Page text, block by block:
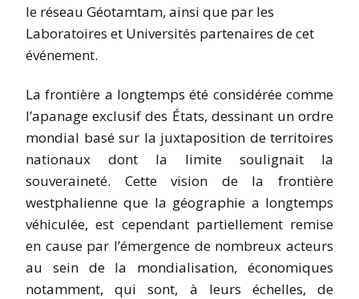
le réseau Géotamtam, ainsi que par les
Laboratoires et Universités partenaires de cet
événement.
La frontière a longtemps été considérée comme
l’apanage exclusif des États, dessinant un ordre
mondial basé sur la juxtaposition de territoires
nationaux dont la limite soulignait la
souveraineté. Cette vision de la frontière
westphalienne que la géographie a longtemps
véhiculée, est cependant partiellement remise
en cause par l’émergence de nombreux acteurs
au sein de la mondialisation, économiques
notamment, qui sont, à leurs échelles, de